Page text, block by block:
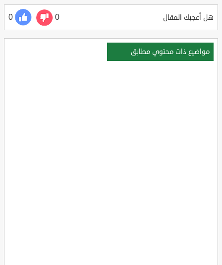
هل أعجبك المقال 0
0
مواضيع ذات محتوي مطابق